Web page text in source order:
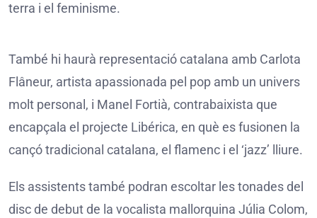
terra i el feminisme.
També hi haurà representació catalana amb Carlota
Flâneur, artista apassionada pel pop amb un univers
molt personal, i Manel Fortià, contrabaixista que
encapçala el projecte Libérica, en què es fusionen la
cançó tradicional catalana, el flamenc i el ‘jazz’ lliure.
Els assistents també podran escoltar les tonades del
disc de debut de la vocalista mallorquina Júlia Colom,